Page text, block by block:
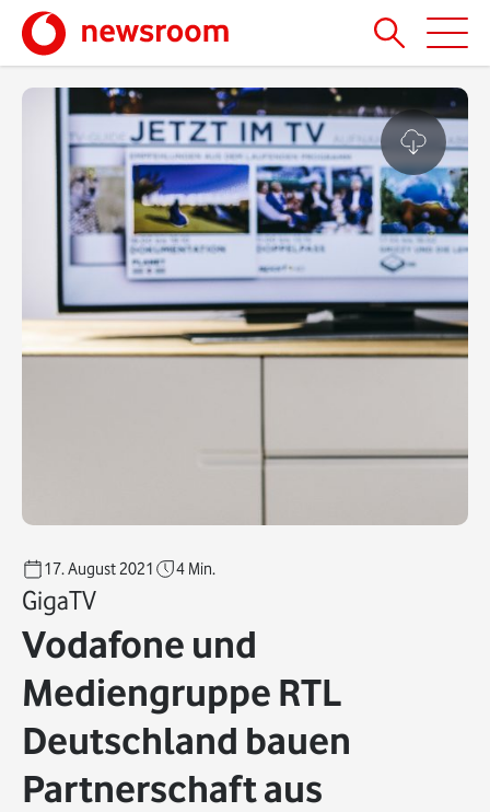
17. August 2021 4 Min.
GigaTV
Vodafone und
Mediengruppe RTL
Deutschland bauen
Partnerschaft aus